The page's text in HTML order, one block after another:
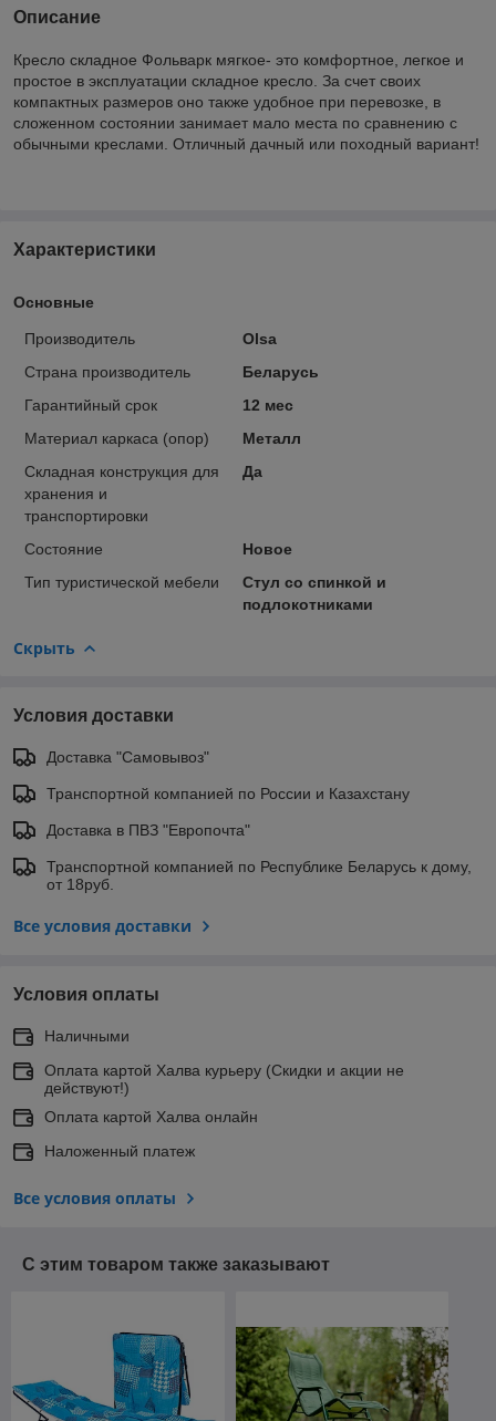
Описание
Кресло складное Фольварк мягкое- это комфортное, легкое и
простое в эксплуатации складное кресло. За счет своих
компактных размеров оно также удобное при перевозке, в
сложенном состоянии занимает мало места по сравнению с
обычными креслами. Отличный дачный или походный вариант!
Характеристики
Основные
Производитель
Olsa
Страна производитель
Беларусь
Гарантийный срок
12 мес
Материал каркаса (опор)
Металл
Складная конструкция для
хранения и
транспортировки
Да
Состояние
Новое
Тип туристической мебели
Стул со спинкой и
подлокотниками
Скрыть
Условия доставки
Доставка "Самовывоз"
Транспортной компанией по России и Казахстану
Доставка в ПВЗ "Европочта"
Транспортной компанией по Республике Беларусь к дому,
от 18руб.
Все условия доставки
Условия оплаты
Наличными
Оплата картой Халва курьеру (Скидки и акции не
действуют!)
Оплата картой Халва онлайн
Наложенный платеж
Все условия оплаты
С этим товаром также заказывают